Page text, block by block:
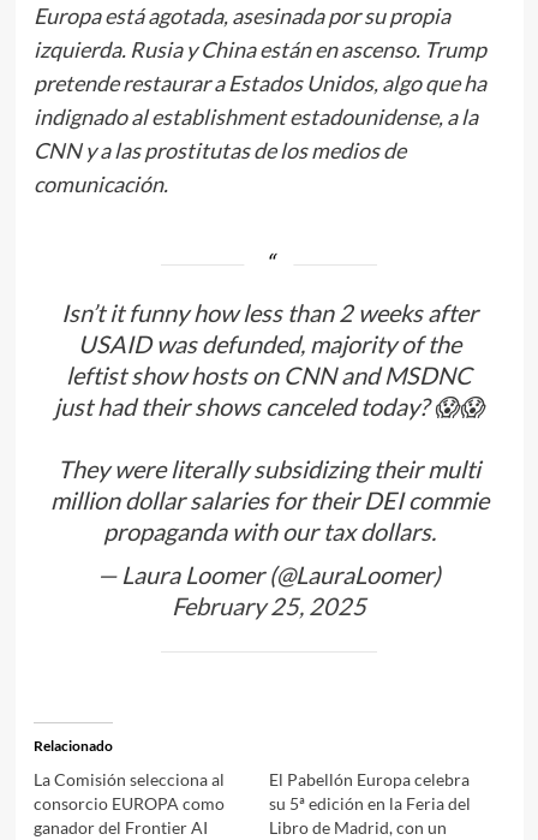
Europa está agotada, asesinada por su propia
izquierda. Rusia y China están en ascenso. Trump
pretende restaurar a Estados Unidos, algo que ha
indignado al establishment estadounidense, a la
CNN y a las prostitutas de los medios de
comunicación.
Isn’t it funny how less than 2 weeks after
USAID was defunded, majority of the
leftist show hosts on CNN and MSDNC
just had their shows canceled today? 😱😱
They were literally subsidizing their multi
million dollar salaries for their DEI commie
propaganda with our tax dollars.
— Laura Loomer (@LauraLoomer)
February 25, 2025
Relacionado
La Comisión selecciona al
consorcio EUROPA como
ganador del Frontier AI
El Pabellón Europa celebra
su 5ª edición en la Feria del
Libro de Madrid, con un